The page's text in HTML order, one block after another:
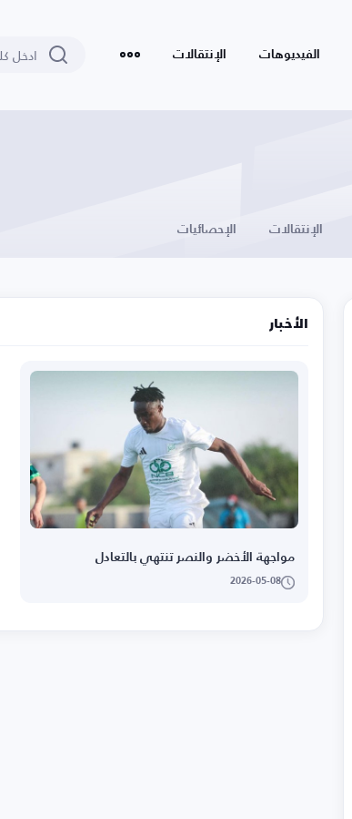
الفيديوهات الإنتقالات
الإنتقالات الإحصائيات
الأخبار
مواجهة الأخضر والنصر تنتهي بالتعادل
2026-05-08